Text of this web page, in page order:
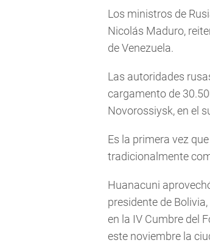
Los ministros de
Nicolás Maduro,
de Venezuela.
Las autoridades
cargamento de
Novorossiysk, en el
Es la primera vez
tradicionalmente
Huanacuni
presidente de
en la IV Cumbre del
este noviembre la